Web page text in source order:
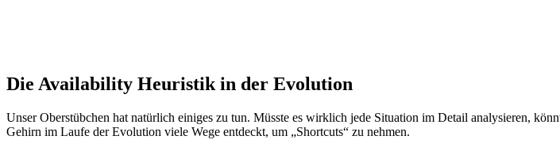
Die Availability Heuristik in der Evolution
Unser Oberstübchen hat natürlich einiges zu tun. Müsste es wirklich jede Situation im Detail analysieren,
Gehirn im Laufe der Evolution viele Wege entdeckt, um „Shortcuts“ zu nehmen.